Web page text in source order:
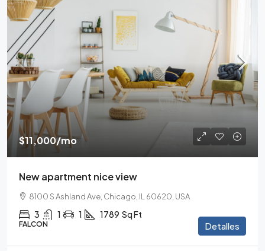
$11,000/mo
New apartment nice view
8100 S Ashland Ave, Chicago, IL 60620, USA
3 1 1 1789 Sq Ft
FALCON Detalles